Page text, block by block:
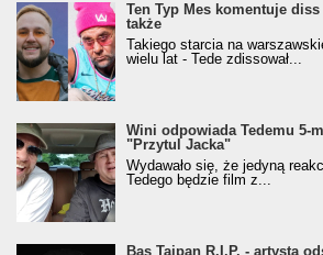
Ten Typ Mes komentuje
także
Takiego starcia na
wielu lat - Tede zdissował...
Wini odpowiada Tedemu 5-
"Przytul Jacka"
Wydawało się, że jedyną
Tedego będzie film z...
Bas Tajpan R.I.P. - artysta